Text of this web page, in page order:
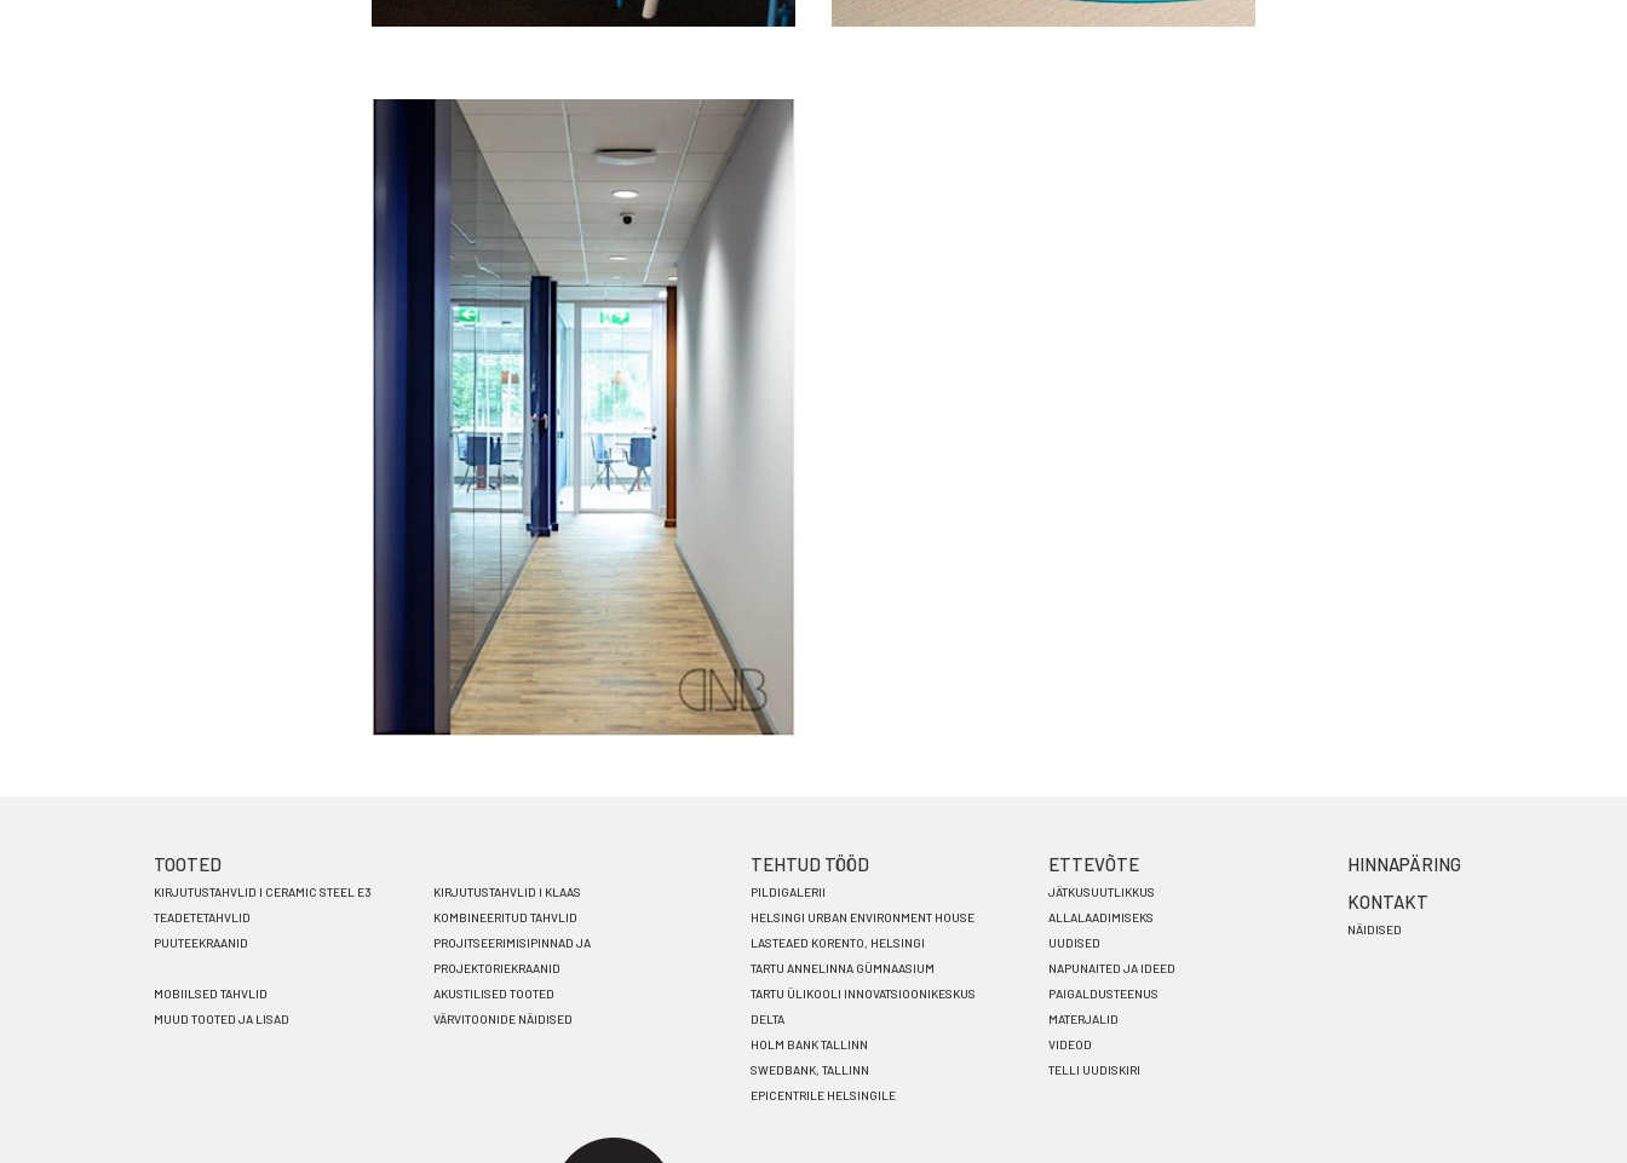
Footer
menu
TOOTED
KIRJUTUSTAHVLID I CERAMIC STEEL E3
KIRJUTUSTAHVLID I KLAAS
TEADETETAHVLID
KOMBINEERITUD TAHVLID
PUUTEEKRAANID
PROJITSEERIMISIPINNAD JA
PROJEKTORIEKRAANID
MOBIILSED TAHVLID
AKUSTILISED TOOTED
MUUD TOOTED JA LISAD
VÄRVITOONIDE NÄIDISED
TEHTUD TÖÖD
PILDIGALERII
HELSINGI URBAN ENVIRONMENT HOUSE
LASTEAED KORENTO, HELSINGI
TARTU ANNELINNA GÜMNAASIUM
TARTU ÜLIKOOLI INNOVATSIOONIKESKUS
DELTA
HOLM BANK TALLINN
SWEDBANK, TALLINN
EPICENTRILE HELSINGILE
ETTEVÕTE
JÄTKUSUUTLIKKUS
ALLALAADIMISEKS
UUDISED
NAPUNAITED JA IDEED
PAIGALDUSTEENUS
MATERJALID
VIDEOD
TELLI UUDISKIRI
HINNAPÄRING
KONTAKT
NÄIDISED